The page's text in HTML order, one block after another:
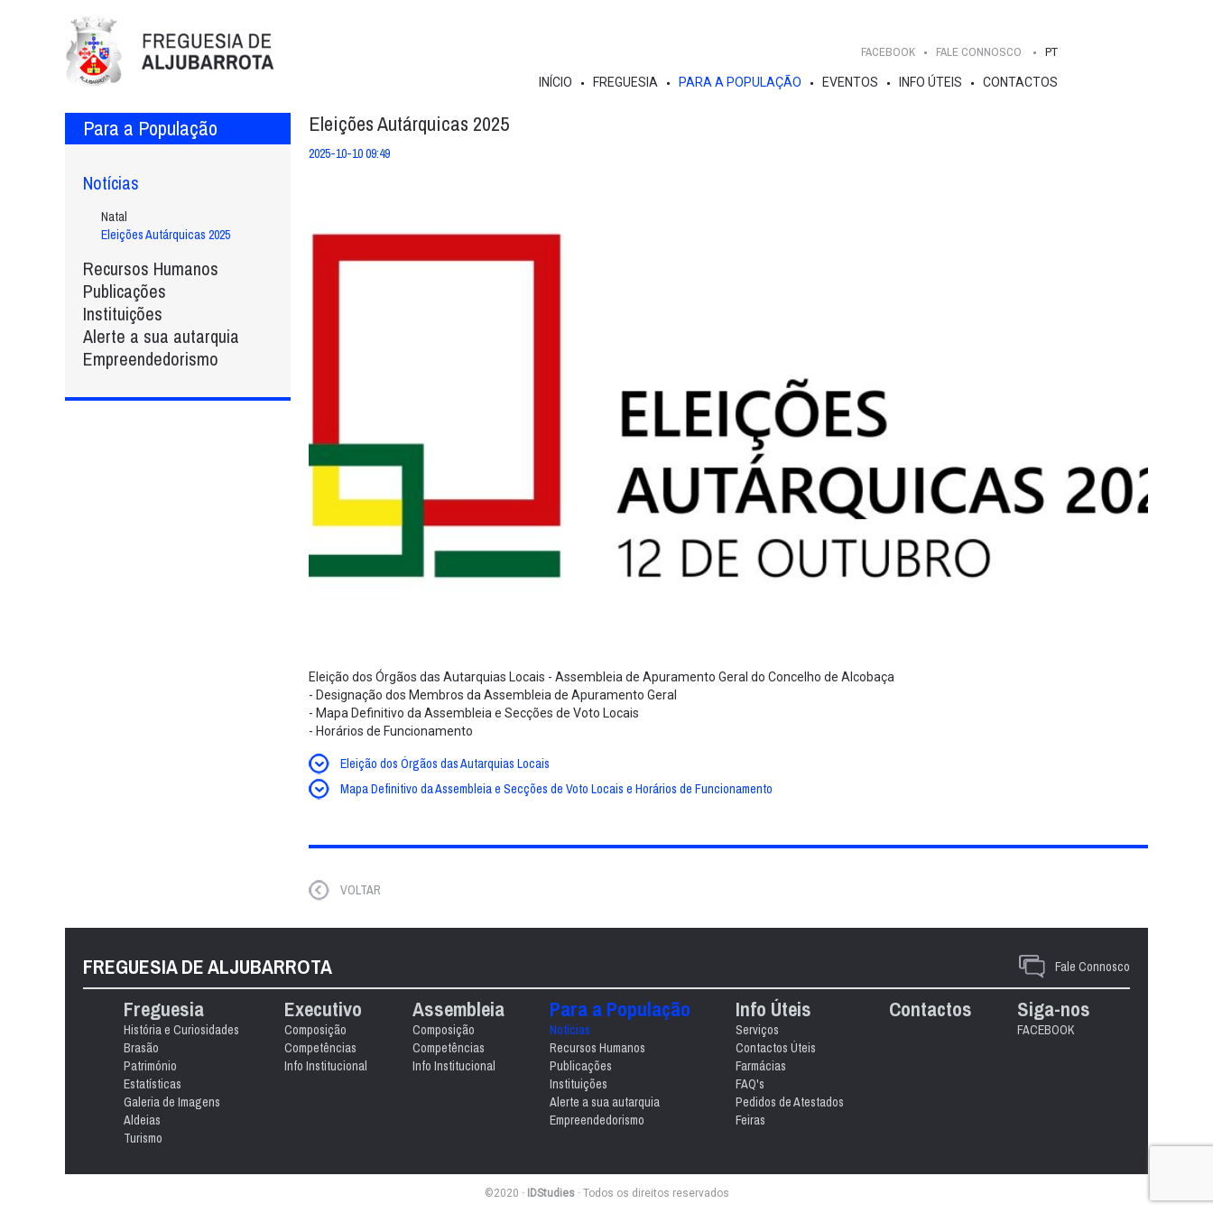
FACEBOOK FALE CONNOSCO PT
INÍCIO FREGUESIA PARA A POPULAÇÃO EVENTOS INFO ÚTEIS CONTACTOS
Para a População
Notícias
Natal
Eleições Autárquicas 2025
Recursos Humanos
Publicações
Instituições
Alerte a sua autarquia
Empreendedorismo
Eleições Autárquicas 2025
2025-10-10 09:49
Eleição dos Órgãos das Autarquias Locais - Assembleia de Apuramento Geral do Concelho de Alcobaça
- Designação dos Membros da Assembleia de Apuramento Geral
- Mapa Definitivo da Assembleia e Secções de Voto Locais
- Horários de Funcionamento
Eleição dos Órgãos das Autarquias Locais
Mapa Definitivo da Assembleia e Secções de Voto Locais e Horários de Funcionamento
VOLTAR
FREGUESIA DE ALJUBARROTA Fale Connosco
Freguesia
História e Curiosidades
Brasão
Património
Estatísticas
Galeria de Imagens
Aldeias
Turismo
Executivo
Composição
Competências
Info Institucional
Assembleia
Composição
Competências
Info Institucional
Para a População
Notícias
Recursos Humanos
Publicações
Instituições
Alerte a sua autarquia
Empreendedorismo
Info Úteis
Serviços
Contactos Úteis
Farmácias
FAQ's
Pedidos de Atestados
Feiras
Contactos Siga-nos
FACEBOOK
©2020 · IDStudies· Todos os direitos reservados